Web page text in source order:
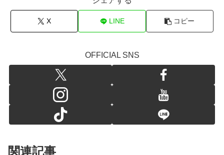
X LINE コピー
OFFICIAL SNS
関連記事